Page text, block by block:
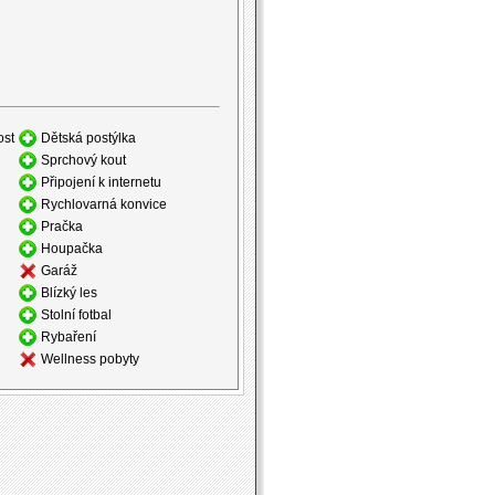
Dětská postýlka
Sprchový kout
Připojení k internetu
Rychlovarná konvice
Pračka
Houpačka
Garáž
Blízký les
Stolní fotbal
Rybaření
Wellness pobyty